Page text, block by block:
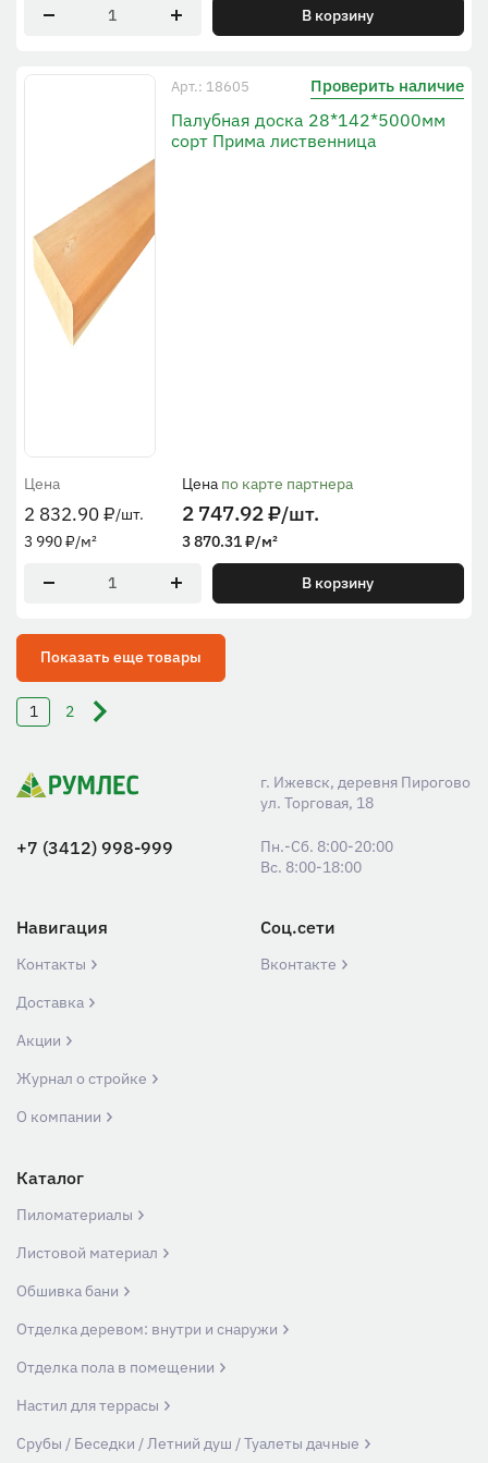
В корзину
Арт.: 18605 Проверить наличие
Палубная доска 28*142*5000мм
сорт Прима лиственница
Цена
2 832.90₽/шт.
3 990₽/м²
Цена по карте партнера
2 747.92₽/шт.
3 870.31₽/м²
В корзину
Показать еще товары
1 2
г. Ижевск, деревня Пирогово
ул. Торговая, 18
+7 (3412) 998-999
Пн.-Сб. 8:00-20:00
Вс. 8:00-18:00
Навигация
Контакты
Доставка
Акции
Журнал о стройке
О компании
Соц.сети
Вконтакте
Каталог
Пиломатериалы
Листовой материал
Обшивка бани
Отделка деревом: внутри и снаружи
Отделка пола в помещении
Настил для террасы
Срубы / Беседки / Летний душ / Туалеты дачные